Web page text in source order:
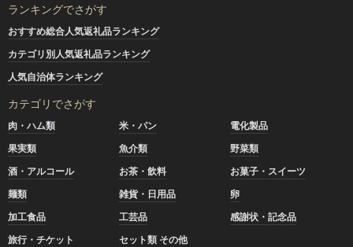
ランキングでさがす
おすすめ総合人気返礼品ランキング
カテゴリ別人気返礼品ランキング
人気自治体ランキング
カテゴリでさがす
肉・ハム類 米・パン
電化製品
果実類
魚介類
野菜類
酒・アルコール
お茶・飲料
お菓子・スイーツ
麺類
雑貨・日用品
卵
加工食品
工芸品
感謝状・記念品
旅行・チケット
セット類 その他